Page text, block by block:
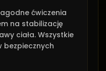
ćwiczenia
na stabilizację
ciała. Wszystkie
bezpiecznych